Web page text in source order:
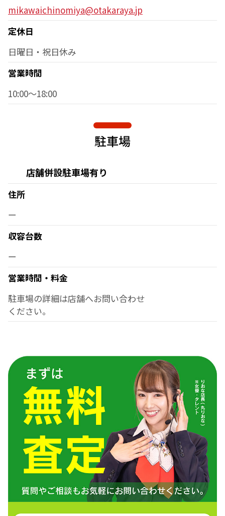
mikawaichinomiya@otakaraya.jp
定休日
日曜日・祝日休み
営業時間
10:00～18:00
駐車場
店舗併設駐車場有り
住所
ー
収容台数
ー
営業時間・料金
駐車場の詳細は店舗へお問い合わせ
ください。